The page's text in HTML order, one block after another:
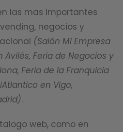
las mas importantes
negocios y
(Salón Mi Empresa
Avilés, Feria de Negocios y
Feria de la Franquicia
en Vigo,
.
web, como en